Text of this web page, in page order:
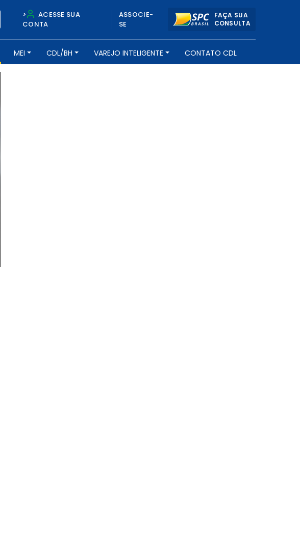
>
ACESSE SUA
CONTA
ASSOCIE-
SE
FAÇA SUA
CONSULTA
MEI CDL/BH VAREJO INTELIGENTE CONTATO CDL